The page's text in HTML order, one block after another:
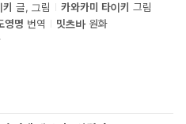
글, 그림 카와카미 타이키 그림
영명 번역 밋츠바원화